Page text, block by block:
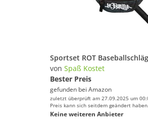
von Spaß Kostet
Bester Preis
gefunden bei Amazon
zuletzt überprüft am 27.09.2025 um
Preis kann sich seitdem geändert haben.
Keine weiteren Anbieter